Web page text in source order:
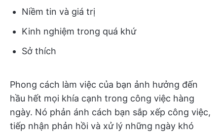
Niềm tin và giá trị
Kinh nghiệm trong quá khứ
Sở thích
Phong cách làm việc của bạn ảnh hưởng đến
hầu hết mọi khía cạnh trong công việc hàng
ngày. Nó phản ánh cách bạn sắp xếp công việc,
tiếp nhận phản hồi và xử lý những ngày khó